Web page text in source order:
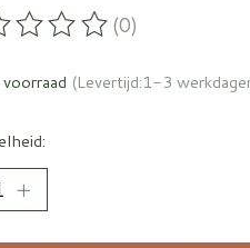
van dit product is
(0)
(Levertijd:1-3